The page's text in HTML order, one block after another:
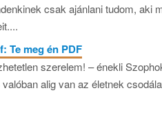
csak ajánlani tudom, aki
Te meg én PDF
szerelem! – énekli
alig van az életnek